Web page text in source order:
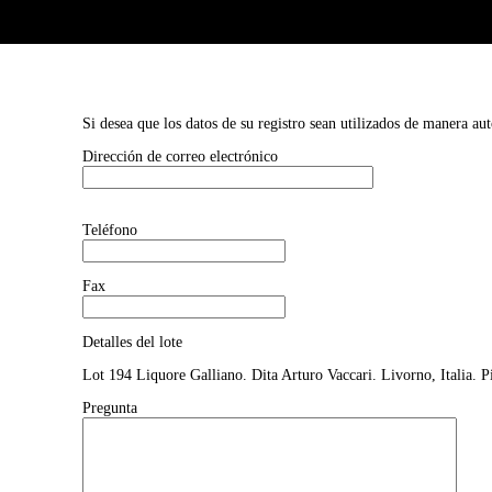
Si desea que los datos de su registro sean utilizados de manera
Dirección de correo electrónico
Teléfono
Fax
Detalles del lote
Lot 194 Liquore Galliano. Dita Arturo Vaccari. Livorno, Italia.
Pregunta